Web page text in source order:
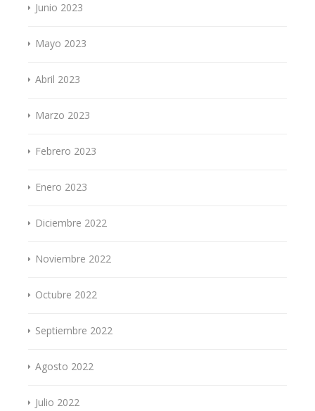
Junio 2023
Mayo 2023
Abril 2023
Marzo 2023
Febrero 2023
Enero 2023
Diciembre 2022
Noviembre 2022
Octubre 2022
Septiembre 2022
Agosto 2022
Julio 2022